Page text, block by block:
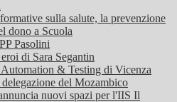
sulla salute, la prevenzione
dono a Scuola
Pasolini
di Sara Segantin
& Testing di Vicenza
del Mozambico
nuovi spazi per l'IIS Il